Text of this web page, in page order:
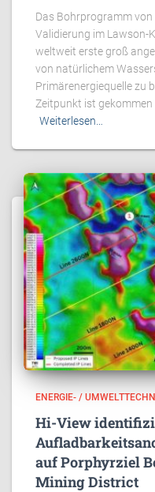
Das Bohrprogramm
Validierung im Lawson-
weltweit erste groß
von natürlichem
Primärenergiequelle zu
Zeitpunkt ist
Weiterlesen…
ENERGIE- /
Hi-View
auf Porphyrziel
Mining District